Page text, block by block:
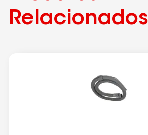
Relacionados